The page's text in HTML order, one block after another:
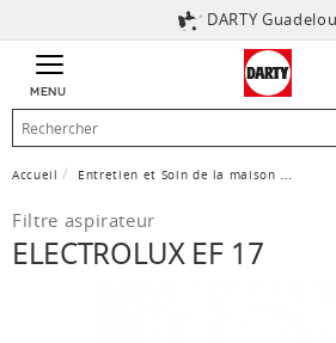
DARTY
MENU
Accueil Entretien et Soin de la maison
Filtre aspirateur
ELECTROLUX EF 17